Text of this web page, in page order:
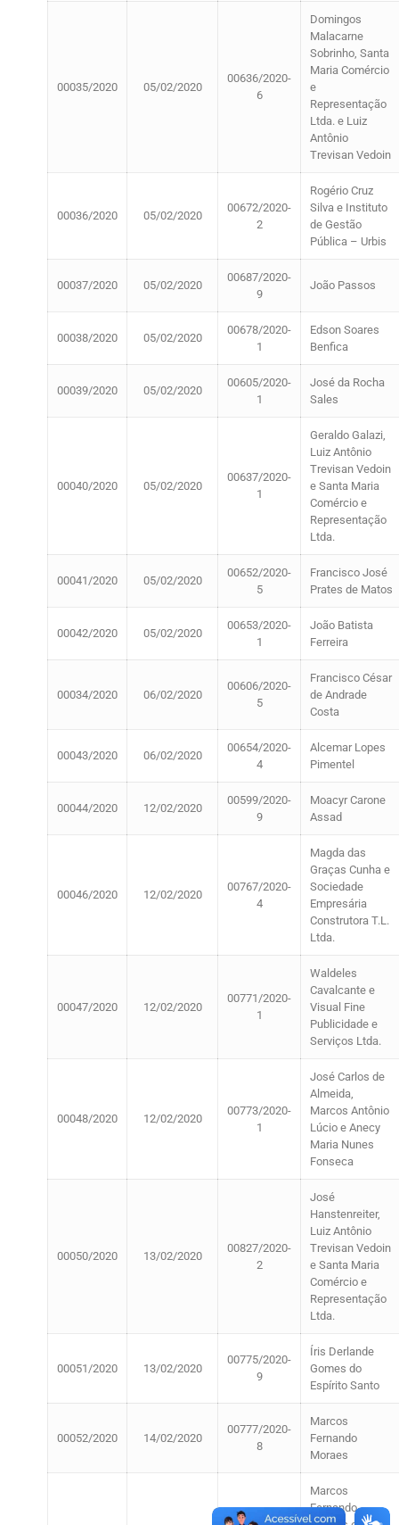
00035/2020 05/02/2020
00636/2020-
6
Domingos
Malacarne
Sobrinho, Santa
Maria Comércio
e
Representação
Ltda. e Luiz
Antônio
Trevisan Vedoin
00036/2020 05/02/2020
00672/2020-
2
Rogério Cruz
Silva e Instituto
de Gestão
Pública – Urbis
00037/2020 05/02/2020
00687/2020-
9
João Passos
00038/2020 05/02/2020
00678/2020-
1
Edson Soares
Benfica
00039/2020 05/02/2020
00605/2020-
1
José da Rocha
Sales
00040/2020 05/02/2020
00637/2020-
1
Geraldo Galazi,
Luiz Antônio
Trevisan Vedoin
e Santa Maria
Comércio e
Representação
Ltda.
00041/2020 05/02/2020
00652/2020-
5
Francisco José
Prates de Matos
00042/2020 05/02/2020
00653/2020-
1
João Batista
Ferreira
00034/2020 06/02/2020
00606/2020-
5
Francisco César
de Andrade
Costa
00043/2020 06/02/2020
00654/2020-
4
Alcemar Lopes
Pimentel
00044/2020 12/02/2020
00599/2020-
9
Moacyr Carone
Assad
00046/2020 12/02/2020
00767/2020-
4
Magda das
Graças Cunha e
Sociedade
Empresária
Construtora T.L.
Ltda.
00047/2020 12/02/2020
00771/2020-
1
Waldeles
Cavalcante e
Visual Fine
Publicidade e
Serviços Ltda.
00048/2020 12/02/2020
00773/2020-
1
José Carlos de
Almeida,
Marcos Antônio
Lúcio e Anecy
Maria Nunes
Fonseca
00050/2020 13/02/2020
00827/2020-
2
José
Hanstenreiter,
Luiz Antônio
Trevisan Vedoin
e Santa Maria
Comércio e
Representação
Ltda.
00051/2020 13/02/2020
00775/2020-
9
Íris Derlande
Gomes do
Espírito Santo
00052/2020 14/02/2020
00777/2020-
8
Marcos
Fernando
Moraes
Marcos
Fernando